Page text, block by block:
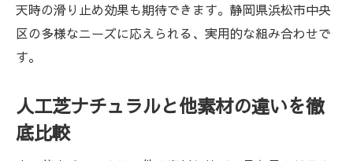
天時の滑り止め効果も期待できます。静岡県浜松市中央
区の多様なニーズに応えられる、実用的な組み合わせで
す。
人工芝ナチュラルと他素材の違いを徹
底比較